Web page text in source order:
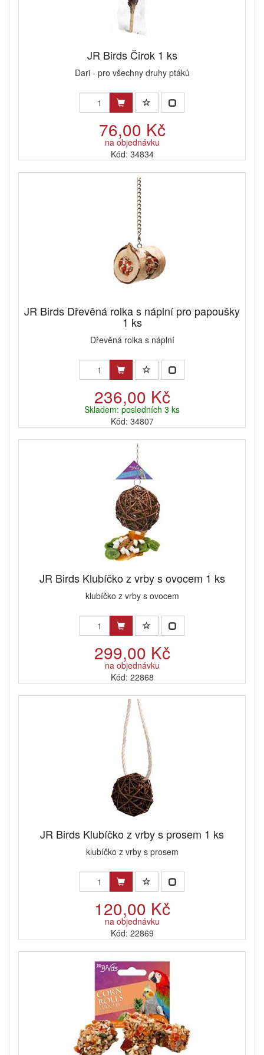
JR Birds Čirok 1 ks
Dari - pro všechny druhy ptáků
76,00 Kč
na objednávku
Kód: 34834
JR Birds Dřevěná rolka s náplní pro papoušky
1 ks
Dřevěná rolka s náplní
236,00 Kč
Skladem: posledních 3 ks
Kód: 34807
JR Birds Klubíčko z vrby s ovocem 1 ks
klubíčko z vrby s ovocem
299,00 Kč
na objednávku
Kód: 22868
JR Birds Klubíčko z vrby s prosem 1 ks
klubíčko z vrby s prosem
120,00 Kč
na objednávku
Kód: 22869